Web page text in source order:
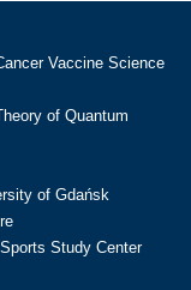
Vaccine Science
of Quantum
of Gdańsk
Study Center